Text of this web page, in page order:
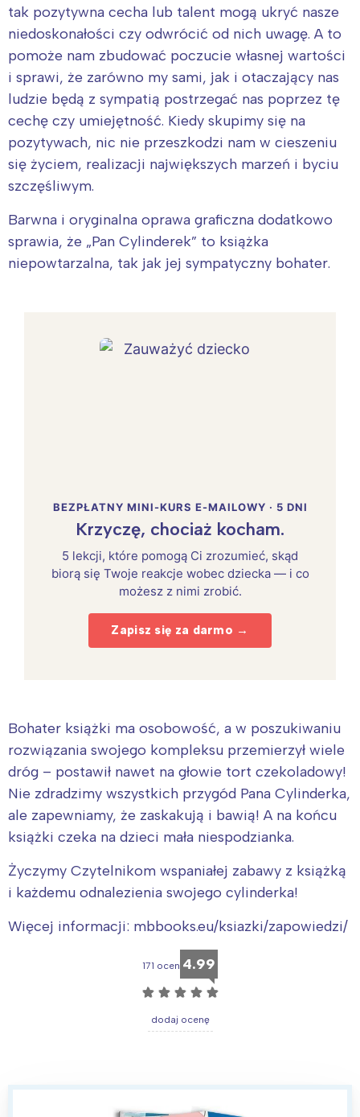
tak pozytywna cecha lub talent mogą ukryć nasze
niedoskonałości czy odwrócić od nich uwagę. A to
pomoże nam zbudować poczucie własnej wartości
i sprawi, że zarówno my sami, jak i otaczający nas
ludzie będą z sympatią postrzegać nas poprzez tę
cechę czy umiejętność. Kiedy skupimy się na
pozytywach, nic nie przeszkodzi nam w cieszeniu
się życiem, realizacji największych marzeń i byciu
szczęśliwym.
Barwna i oryginalna oprawa graficzna dodatkowo
sprawia, że „Pan Cylinderek” to książka
niepowtarzalna, tak jak jej sympatyczny bohater.
BEZPŁATNY MINI-KURS E-MAILOWY · 5 DNI
Krzyczę, chociaż kocham.
5 lekcji, które pomogą Ci zrozumieć, skąd
biorą się Twoje reakcje wobec dziecka — i co
możesz z nimi zrobić.
Zapisz się za darmo →
Bohater książki ma osobowość, a w poszukiwaniu
rozwiązania swojego kompleksu przemierzył wiele
dróg – postawił nawet na głowie tort czekoladowy!
Nie zdradzimy wszystkich przygód Pana Cylinderka,
ale zapewniamy, że zaskakują i bawią! A na końcu
książki czeka na dzieci mała niespodzianka.
Życzymy Czytelnikom wspaniałej zabawy z książką
i każdemu odnalezienia swojego cylinderka!
Więcej informacji: mbbooks.eu/ksiazki/zapowiedzi/
171 ocen 4.99
☆ ☆ ☆ ☆ ☆
dodaj ocenę